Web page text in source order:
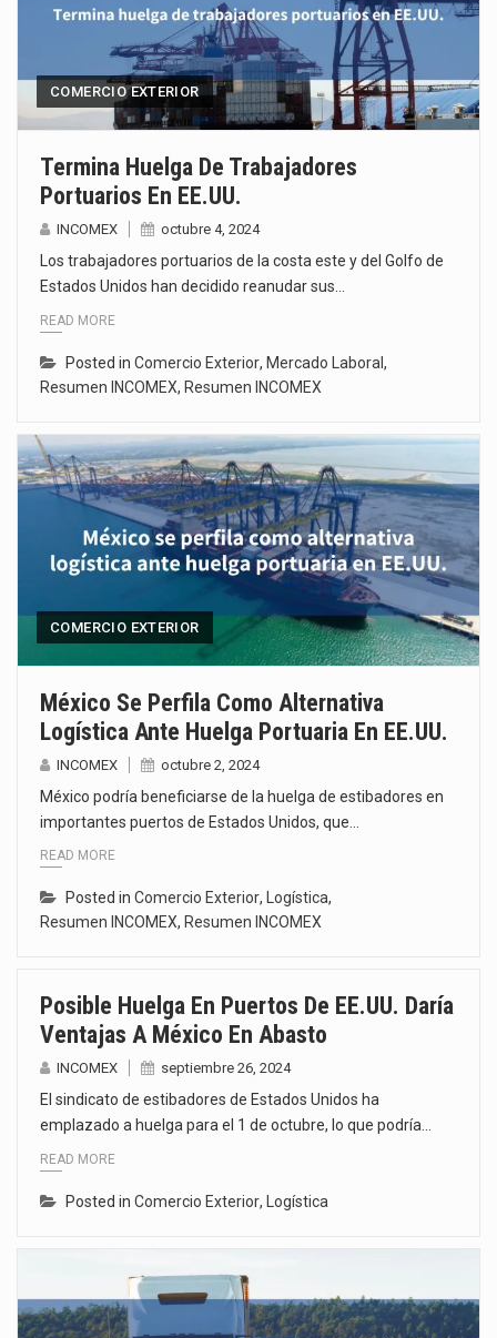
Los créditos fiscales determinados a empresas IMMEX rara vez nacen de una interpretación equivocada de…
La industria automotriz mexicana concentra más de la mitad de las quejas bajo el Mecanismo…
COMERCIO EXTERIOR
Termina Huelga De Trabajadores
Portuarios En EE.UU.
INCOMEX octubre 4, 2024
Los trabajadores portuarios de la costa este y del Golfo de
Estados Unidos han decidido reanudar sus…
READ MORE
Posted in Comercio Exterior, Mercado Laboral,
Resumen INCOMEX, Resumen INCOMEX
COMERCIO EXTERIOR
México Se Perfila Como Alternativa
Logística Ante Huelga Portuaria En EE.UU.
INCOMEX octubre 2, 2024
México podría beneficiarse de la huelga de estibadores en
importantes puertos de Estados Unidos, que…
READ MORE
Posted in Comercio Exterior, Logística,
Resumen INCOMEX, Resumen INCOMEX
Posible Huelga En Puertos De EE.UU. Daría
Ventajas A México En Abasto
INCOMEX septiembre 26, 2024
El sindicato de estibadores de Estados Unidos ha
emplazado a huelga para el 1 de octubre, lo que podría…
READ MORE
Posted in Comercio Exterior, Logística